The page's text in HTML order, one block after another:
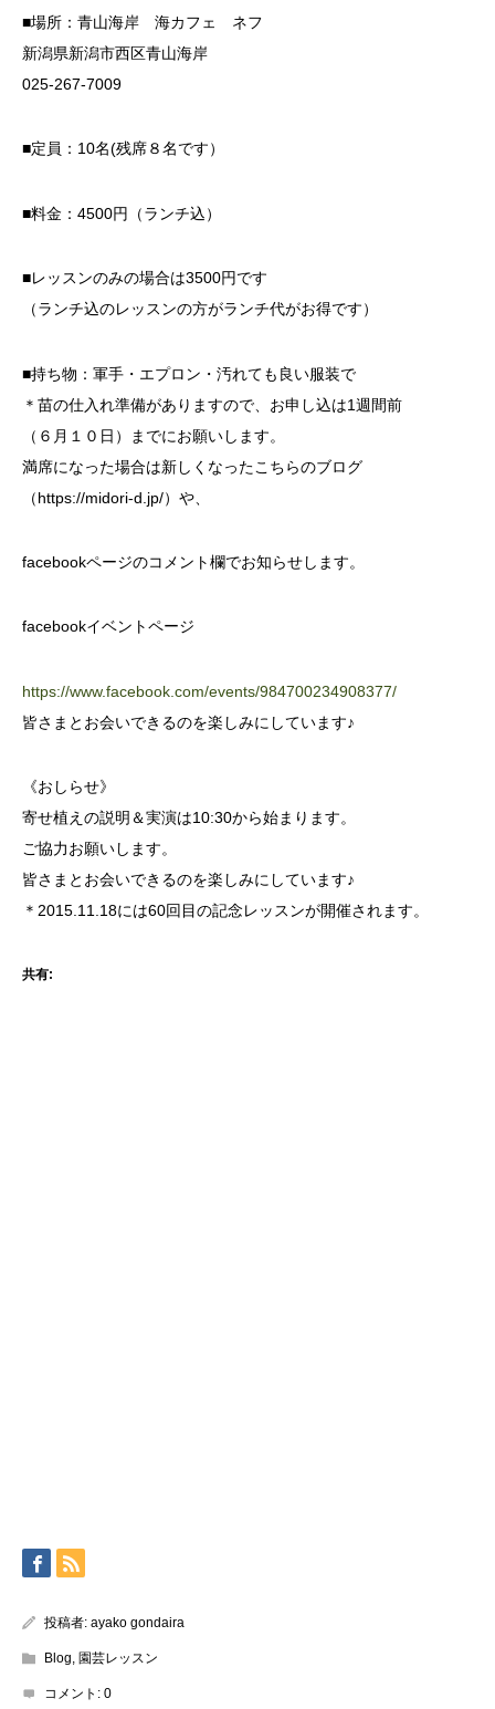
■場所：青山海岸 海カフェ ネフ
新潟県新潟市西区青山海岸
025-267-7009
■定員：10名(残席８名です）
■料金：4500円（ランチ込）
■レッスンのみの場合は3500円です
（ランチ込のレッスンの方がランチ代がお得です）
■持ち物：軍手・エプロン・汚れても良い服装で
＊苗の仕入れ準備がありますので、お申し込は1週間前
（６月１０日）までにお願いします。
満席になった場合は新しくなったこちらのブログ
（https://midori-d.jp/）や、
facebookページのコメント欄でお知らせします。
facebookイベントページ
https://www.facebook.com/events/984700234908377/
皆さまとお会いできるのを楽しみにしています♪
《おしらせ》
寄せ植えの説明＆実演は10:30から始まります。
ご協力お願いします。
皆さまとお会いできるのを楽しみにしています♪
＊2015.11.18には60回目の記念レッスンが開催されます。
共有:
投稿者: ayako gondaira
Blog 園芸レッスン
コメント: 0